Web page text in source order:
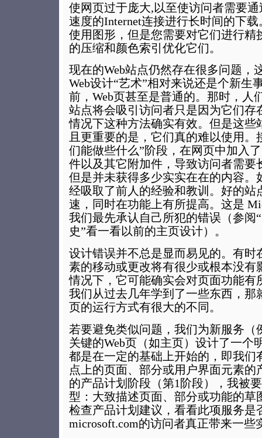
使网页过于庞大,以至使访问者需要
速度的Internet连接进行长时间的下
使用图形，但是您需要对它们进行精
的压缩和颜色索引优化它们。
现在的Web站点仍然存在很多问题，
Web设计“艺术”相对来说还是个新生
前，Web页甚至是普通的。那时，人
站点将会吸引访问者只是因为它们存
情况下这种方法确实有效。但是这些
且更重要的是，它们真的难以使用。
们能做些什么”阶段，在网页中加入
件以及其它附加件，导致访问者需要
但是并未获得多少实实在在的内容。
经吸取了前人的经验和教训。好的站
速，同时在功能上有所提高。这是
我们最先承认自己所犯的错误（参阅
史”看一看以前的主页设计）。
设计错误并不总是显而易见的。有时
素的移动或更改将有很少或根本没有
情况下，它可能确实会对页面功能有
我们从过去几年学到了一些东西，那
页的运行方式有很大的不同。
若要避免类似问题，我们为新服务（
关键的Web页（如主页）设计了一个
都是在一定的基础上开始的，即我们
点上的页面、部分或用户界面元素的
的产品计划阶段（第1阶段），我被
型：大致描述页面、部分或功能的草
检查产品计划建议，看看此项服务是
microsoft.com的访问者真正带来一些